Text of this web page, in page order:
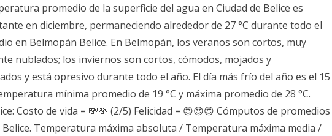
promedio de la superficie del agua en Ciudad de Belice es
en diciembre, permaneciendo alrededor de 27 °C durante todo el
en Belmopán Belice. En Belmopán, los veranos son cortos, muy
nublados; los inviernos son cortos, cómodos, mojados y
y está opresivo durante todo el año. El día más frío del año es el 15
mínima promedio de 19 °C y máxima promedio de 28 °C.
Costo de vida = 💸💸 (2/5) Felicidad = 😍😍😍 Cómputos de promedios
Temperatura máxima absoluta / Temperatura máxima media /